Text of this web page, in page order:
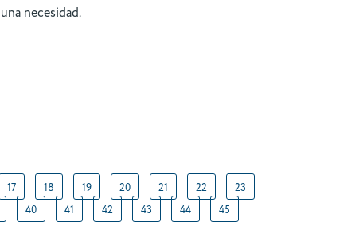
una necesidad.
17 18 19 20 21 22
23
40 41 42 43 44
45